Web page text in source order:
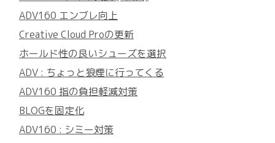
ADV160 エンブレ向上
Creative Cloud Proの更新
ホールド性の良いシューズを選択
ADV : ちょっと狼煙に行ってくる
ADV160 指の負担軽減対策
BLOGを固定化
ADV160 : シミー対策